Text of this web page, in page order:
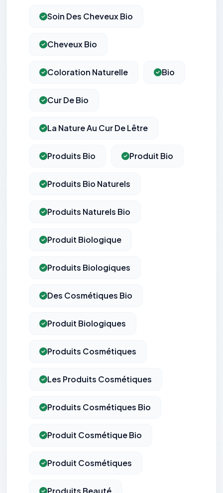
Soin Des Cheveux Bio
Cheveux Bio
Coloration Naturelle Bio
Cur De Bio
La Nature Au Cur De Lêtre
Produits Bio Produit Bio
Produits Bio Naturels
Produits Naturels Bio
Produit Biologique
Produits Biologiques
Des Cosmétiques Bio
Produit Biologiques
Produits Cosmétiques
Les Produits Cosmétiques
Produits Cosmétiques Bio
Produit Cosmétique Bio
Produit Cosmétiques